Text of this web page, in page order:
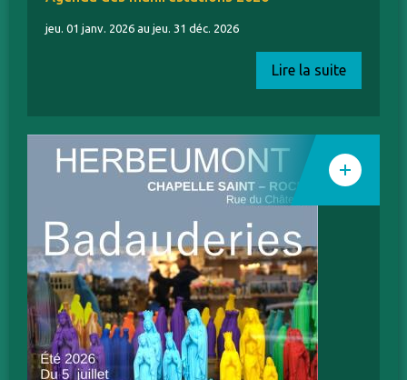
jeu. 01 janv. 2026 au jeu. 31 déc. 2026
Lire la suite